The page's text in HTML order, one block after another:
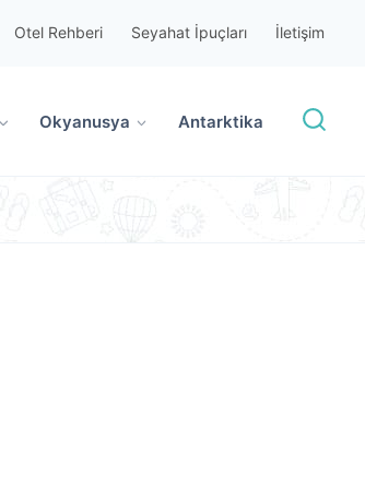
Otel Rehberi Seyahat İpuçları İletişim
Okyanusya Antarktika